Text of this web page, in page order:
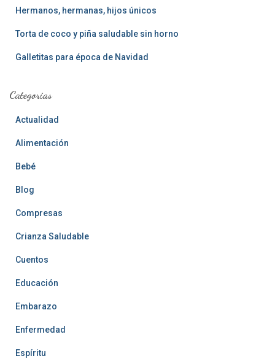
Hermanos, hermanas, hijos únicos
Torta de coco y piña saludable sin horno
Galletitas para época de Navidad
Categorias
Actualidad
Alimentación
Bebé
Blog
Compresas
Crianza Saludable
Cuentos
Educación
Embarazo
Enfermedad
Espíritu